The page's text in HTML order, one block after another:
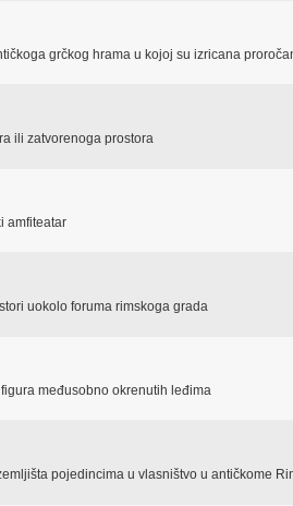
grčkog hrama u kojoj su izricana
ili zatvorenoga prostora
amfiteatar
uokolo foruma rimskoga grada
međusobno okrenutih leđima
pojedincima u vlasništvo u antičkome